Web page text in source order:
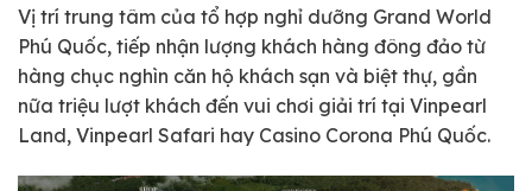
Vị trí trung tâm của tổ hợp nghỉ dưỡng Grand World
Phú Quốc, tiếp nhận lượng khách hàng đông đảo từ
hàng chục nghìn căn hộ khách sạn và biệt thự, gần
nữa triệu lượt khách đến vui chơi giải trí tại Vinpearl
Land, Vinpearl Safari hay Casino Corona Phú Quốc.